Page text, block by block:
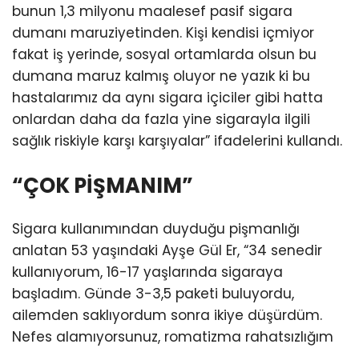
bunun 1,3 milyonu maalesef pasif sigara
dumanı maruziyetinden. Kişi kendisi içmiyor
fakat iş yerinde, sosyal ortamlarda olsun bu
dumana maruz kalmış oluyor ne yazık ki bu
hastalarımız da aynı sigara içiciler gibi hatta
onlardan daha da fazla yine sigarayla ilgili
sağlık riskiyle karşı karşıyalar” ifadelerini kullandı.
“ÇOK PİŞMANIM”
Sigara kullanımından duyduğu pişmanlığı
anlatan 53 yaşındaki Ayşe Gül Er, “34 senedir
kullanıyorum, 16-17 yaşlarında sigaraya
başladım. Günde 3-3,5 paketi buluyordu,
ailemden saklıyordum sonra ikiye düşürdüm.
Nefes alamıyorsunuz, romatizma rahatsızlığım